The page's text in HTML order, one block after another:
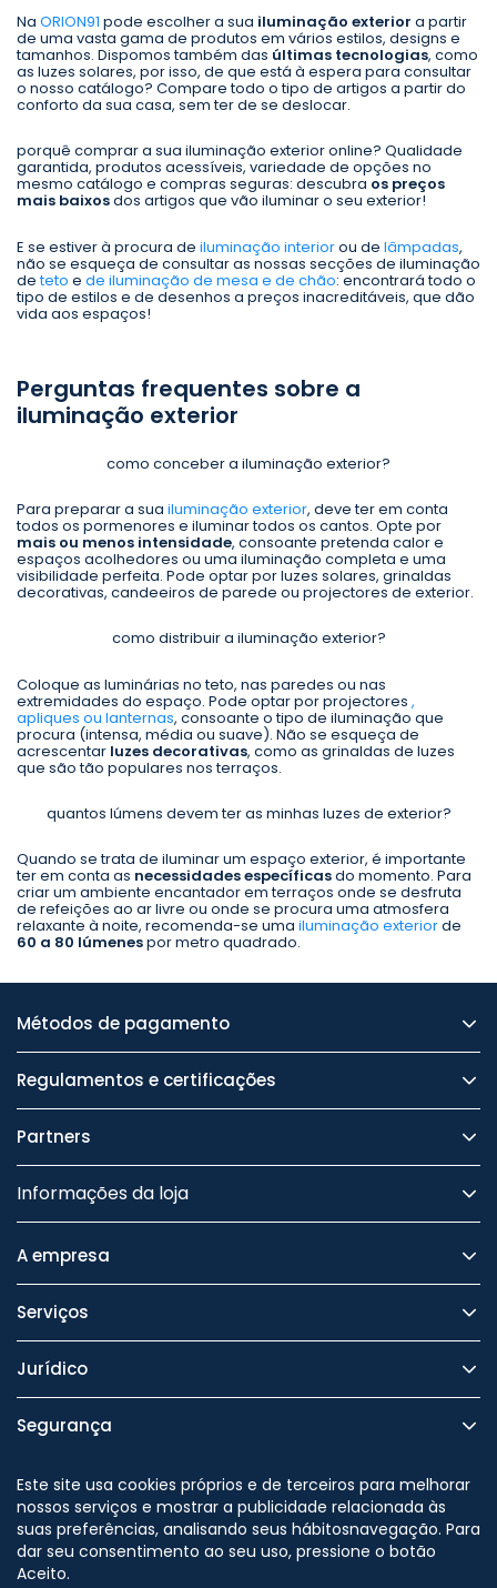
Na ORION91 pode escolher a sua iluminação exterior a partir
de uma vasta gama de produtos em vários estilos, designs e
tamanhos. Dispomos também das últimas tecnologias, como
as luzes solares, por isso, de que está à espera para consultar
o nosso catálogo? Compare todo o tipo de artigos a partir do
conforto da sua casa, sem ter de se deslocar.
porquê comprar a sua iluminação exterior online? Qualidade
garantida, produtos acessíveis, variedade de opções no
mesmo catálogo e compras seguras: descubra os preços
mais baixosdos artigos que vão iluminar o seu exterior!
E se estiver à procura de iluminação interiorou de lâmpadas,
não se esqueça de consultar as nossas secções de iluminação
deteto e de iluminação de mesa e de chão: encontrará todo o
tipo de estilos e de desenhos a preços inacreditáveis, que dão
vida aos espaços!
Perguntas frequentes sobre a
iluminação exterior
como conceber a iluminação exterior?
Para preparar a sua iluminação exterior, deve ter em conta
todos os pormenores e iluminar todos os cantos. Opte por
mais ou menos intensidade, consoante pretenda calor e
espaços acolhedores ou uma iluminação completa e uma
visibilidade perfeita. Pode optar por luzes solares, grinaldas
decorativas, candeeiros de parede ou projectores de exterior.
como distribuir a iluminação exterior?
Coloque as luminárias no teto, nas paredes ou nas
extremidades do espaço. Pode optar por projectores ,
apliques ou lanternas, consoante o tipo de iluminação que
procura (intensa, média ou suave). Não se esqueça de
acrescentar luzes decorativas, como as grinaldas de luzes
que são tão populares nos terraços.
quantos lúmens devem ter as minhas luzes de exterior?
Quando se trata de iluminar um espaço exterior, é importante
ter em conta as necessidades específicasdo momento. Para
criar um ambiente encantador em terraços onde se desfruta
de refeições ao ar livre ou onde se procura uma atmosfera
relaxante à noite, recomenda-se uma iluminação exteriorde
60 a 80 lúmenespor metro quadrado.
Métodos de pagamento
Regulamentos e certificações
Partners
Informações da loja
A empresa
Serviços
Jurídico
Segurança
Este site usa cookies próprios e de terceiros para melhorar
nossos serviços e mostrar a publicidade relacionada às
suas preferências, analisando seus hábitosnavegação. Para
dar seu consentimento ao seu uso, pressione o botão
Aceito.
Nos siga no